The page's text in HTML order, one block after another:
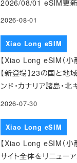
2026/08/01 eSIM更
2026-08-01
Xiao Long eSIM
【Xiao Long eSIM（小
【新登場】23の国と地
ンド・カナリア諸島・北
2026-07-30
Xiao Long eSIM
【Xiao Long eSIM（小
サイト全体をリニュー